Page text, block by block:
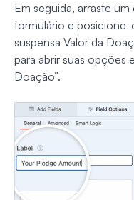
Em seguida, arraste
formulário e posicione-
suspensa Valor da
para abrir suas opções
Doação”.